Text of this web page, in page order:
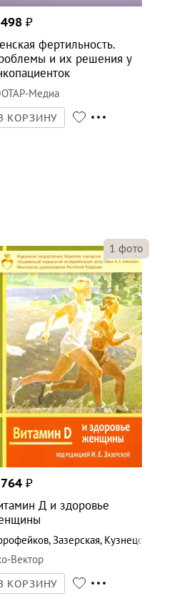
₽
фертильность.
и их решения у
Медиа
КОРЗИНУ
1 фото
₽
Д и здоровье
,Зазерская, Кузнецова
Вектор
КОРЗИНУ